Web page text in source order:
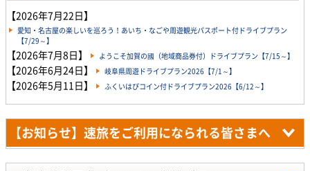
【2026年7月22日】
愛知・名古屋の楽しいを巡ろう！あいち・なごや周遊観光パスポート付ドライブプラン
【7/29～】
【2026年7月8日】 ようこそ加賀の國（地域商品券付）ドライブプラン【7/15～】
【2026年6月24日】 岐阜県周遊ドライブプラン2026【7/1～】
【2026年5月11日】 ふくいはぴコイン付ドライブプラン2026【6/12～】
【お知らせ】速旅をご利用になられる皆さまへ